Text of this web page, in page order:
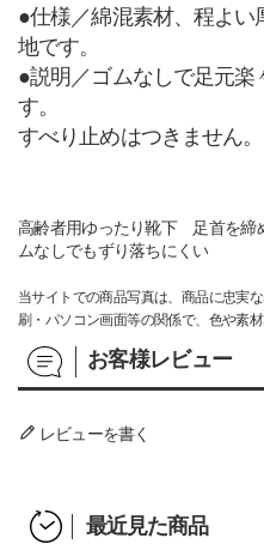
●仕様／綿混素材、程よ
地です。
●説明／ゴムなしで足元楽
す。
すべり止めはつきません。
高齢者用ゆったり靴下 足首を
ムなしでもずり落ちにくい
当サイトでの商品写真は、商品に忠実
刷・パソコン画面等の関係で、色や素
レビューを書く
最近見た商品